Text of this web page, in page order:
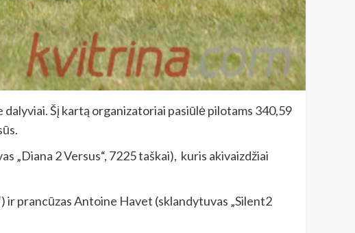
Šį kartą organizatoriai pasiūlė pilotams 340,59
„Diana 2 Versus“, 7225 taškai), kuris akivaizdžiai
prancūzas Antoine Havet (sklandytuvas „Silent2